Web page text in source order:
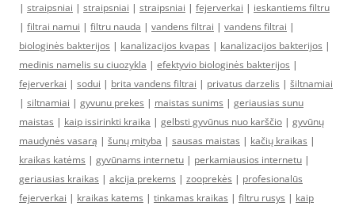
| straipsniai | straipsniai | straipsniai | fejerverkai | ieskantiems filtru
| filtrai namui | filtru nauda | vandens filtrai | vandens filtrai |
biologinės bakterijos | kanalizacijos kvapas | kanalizacijos bakterijos |
medinis namelis su ciuozykla | efektyvio biologinės bakterijos |
fejerverkai | sodui | brita vandens filtrai | privatus darzelis | šiltnamiai
| siltnamiai | gyvunu prekes | maistas sunims | geriausias sunu
maistas | kaip issirinkti kraika | gelbsti gyvūnus nuo karščio | gyvūnų
maudynės vasarą | šunų mityba | sausas maistas | kačių kraikas |
kraikas katėms | gyvūnams internetu | perkamiausios internetu |
geriausias kraikas | akcija prekems | zooprekės | profesionalūs
fejerverkai | kraikas katems | tinkamas kraikas | filtru rusys | kaip